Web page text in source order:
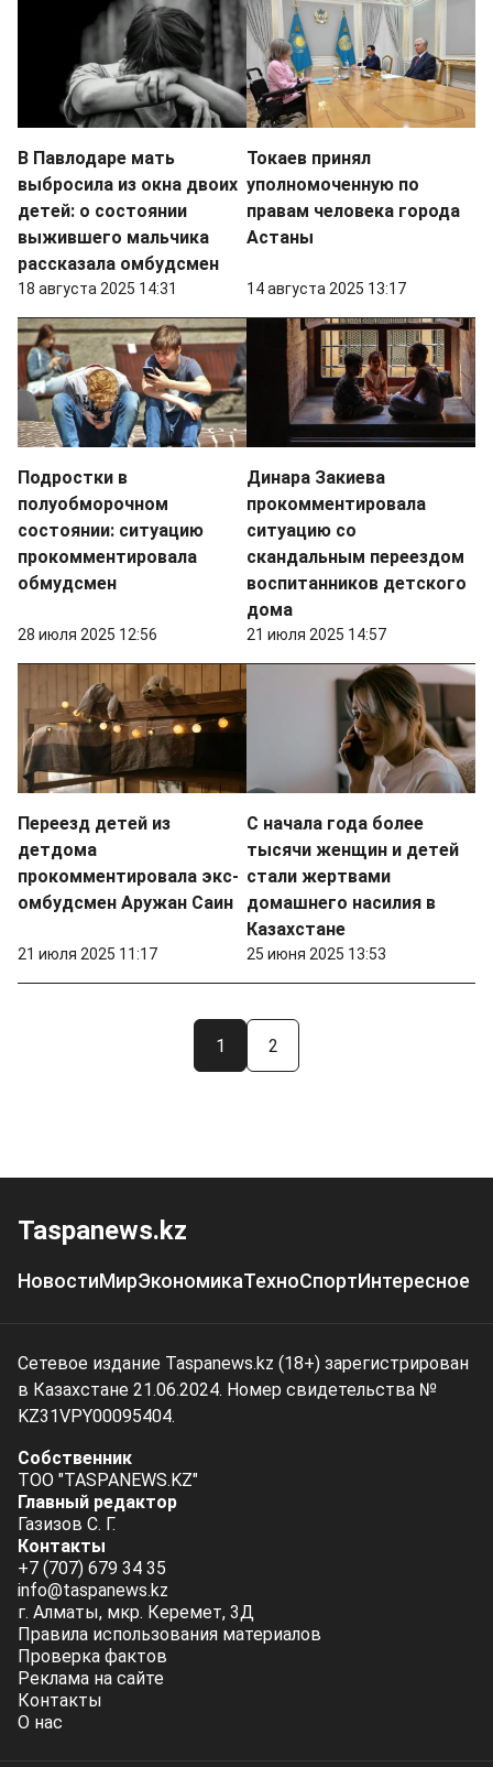
В Павлодаре мать
выбросила из окна двоих
детей: о состоянии
выжившего мальчика
рассказала омбудсмен
18 августа 2025 14:31
Токаев принял
уполномоченную по
правам человека города
Астаны
14 августа 2025 13:17
Подростки в
полуобморочном
состоянии: ситуацию
прокомментировала
обмудсмен
28 июля 2025 12:56
Динара Закиева
прокомментировала
ситуацию со
скандальным переездом
воспитанников детского
дома
21 июля 2025 14:57
Переезд детей из
детдома
прокомментировала экс-
омбудсмен Аружан Саин
21 июля 2025 11:17
С начала года более
тысячи женщин и детей
стали жертвами
домашнего насилия в
Казахстане
25 июня 2025 13:53
1 2
Taspanews.kz
НовостиМирЭкономикаТехноСпортИнтересное
Сетевое издание Taspanews.kz (18+) зарегистрирован
в Казахстане 21.06.2024. Номер свидетельства №
KZ31VPY00095404.
Собственник
ТОО "TASPANEWS.KZ"
Главный редактор
Газизов С. Г.
Контакты
+7 (707) 679 34 35
info@taspanews.kz
г. Алматы, мкр. Керемет, 3Д
Правила использования материалов
Проверка фактов
Реклама на сайте
Контакты
О нас